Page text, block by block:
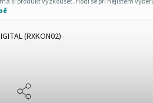
(RXKON02)